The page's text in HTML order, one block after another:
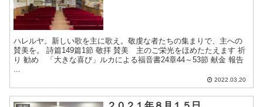
ハレルヤ。新しい歌を主に歌え。敬虔な者たちの集まりで、主への
賛美を。 詩篇149篇1節 敬拝 賛美 主のご栄光をほめたたえます 祈
り 勧め 「大きな喜び」ルカによる福音書24章44～53節 献金 報告
2022.03.20